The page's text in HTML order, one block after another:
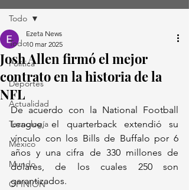
Todo
Política
Deportes
Actualidad
Tecnología
México
Mundo
OPINIÓN
Todo
Josh Allen firmó el mejor
contrato en la historia de la
NFL
Ezeta News
10 mar 2025
De acuerdo con la National Football
League, el quarterback extendió su
vínculo con los Bills de Buffalo por 6
años y una cifra de 330 millones de
dólares, de los cuales 250 son
garantizados.